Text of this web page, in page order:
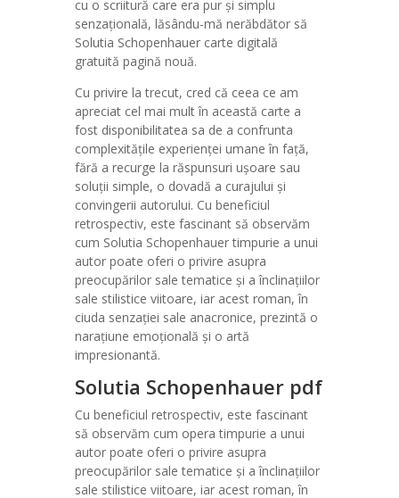
cu o scriitură care era pur și simplu
senzațională, lăsându-mă nerăbdător să
Solutia Schopenhauer carte digitală
gratuită pagină nouă.
Cu privire la trecut, cred că ceea ce am
apreciat cel mai mult în această carte a
fost disponibilitatea sa de a confrunta
complexitățile experienței umane în față,
fără a recurge la răspunsuri ușoare sau
soluții simple, o dovadă a curajului și
convingerii autorului. Cu beneficiul
retrospectiv, este fascinant să observăm
cum Solutia Schopenhauer timpurie a unui
autor poate oferi o privire asupra
preocupărilor sale tematice și a înclinațiilor
sale stilistice viitoare, iar acest roman, în
ciuda senzației sale anacronice, prezintă o
narațiune emoțională și o artă
impresionantă.
Solutia Schopenhauer pdf
Cu beneficiul retrospectiv, este fascinant
să observăm cum opera timpurie a unui
autor poate oferi o privire asupra
preocupărilor sale tematice și a înclinațiilor
sale stilistice viitoare, iar acest roman, în